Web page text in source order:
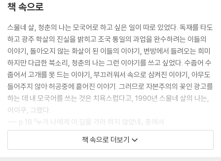
책 속으로
스물네 살, 청춘의 나는 모국어로 하고 싶은 일이 따로 있었다. 독재를 타도
하고 광주 학살의 진실을 밝히고 조국 통일의 과업을 완수하려는 이들의
이야기, 돌아오지 않는 화살이 된 이들의 이야기, 변방에서 들려오는 희미
하지만 다급한 북소리, 청춘의 나는 그런 이야기를 쓰고 싶었다. 수줍어 수
줍어서 고개를 못 드는 이야기, 부끄러워서 속으로 삼켜진 이야기, 아무도
들어주지 않아 허공중에 흩어진 이야기. 그러므로 자본주의의 꽃인 광고를
하는 데 내 모국어를 쓰는 것은 치욕스럽다고, 1990년 스물네 살의 나는,
어이쿠, 그랬다.
--- p.18 「누가 나에게 이 길을 가라 하지 않았네」 중에서
어린이들이 선생님에 대해 쓴 글을 들을 때면 마음이 서늘할 때가 있다. 선
책 속으로 더보기